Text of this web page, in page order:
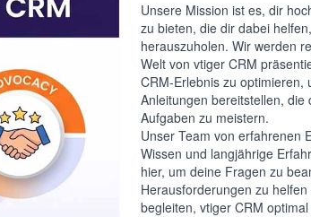
Unsere Mission ist es, dir
zu bieten, die dir dabei
herauszuholen. Wir werden
Welt von vtiger CRM
CRM-Erlebnis zu optimieren,
Anleitungen bereitstellen,
Aufgaben zu meistern.
Unser Team von erfahrenen
Wissen und langjährige
hier, um deine Fragen zu
Herausforderungen zu
begleiten, vtiger CRM